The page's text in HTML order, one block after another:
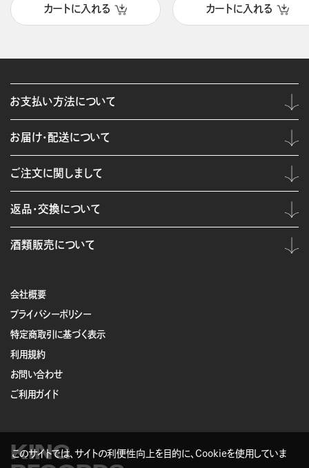
カートに入れる カートに入れる
会社概要
プライバシーポリシー
特定商取引に基づく表示
利用規約
お問い合わせ
ご利用ガイド
KING
お支払い方法について
お届け・配送について
ご注文に関しまして
返品・交換について
酒類販売について
このサイトでは、サイトの利便性向上を目的に、Cookieを使用していま